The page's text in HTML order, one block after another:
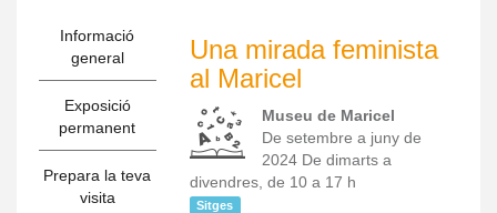
Informació
general
Exposició
permanent
Prepara la teva
visita
Una mirada feminista
al Maricel
Museu de Maricel
De setembre a juny de
2024 De dimarts a
divendres, de 10 a 17 h
Sitges